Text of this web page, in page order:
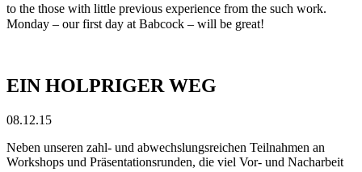
to the those with little previous experience from the such work.
Monday – our first day at Babcock – will be great!
EIN HOLPRIGER WEG
08.12.15
Neben unseren zahl- und abwechslungsreichen Teilnahmen an
Workshops und Präsentationsrunden, die viel Vor- und Nacharbeit